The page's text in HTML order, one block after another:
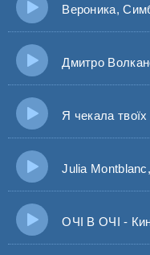
Вероника,
Дмитро Волканов - Я
Я чекала твоїх змін
Julia Montblanc,
ОЧІ В ОЧІ - Кине трубку